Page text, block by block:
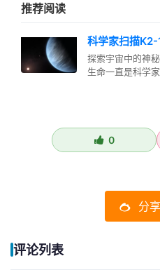
推荐阅读
科学家扫描
探索宇宙中的神
生命一直是科学
0
分
评论列表